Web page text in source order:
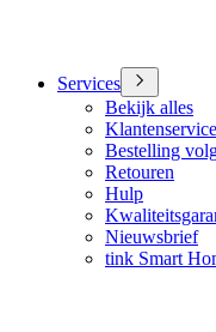
Services
Bekijk alles
Bestelling
Retouren
Hulp
Nieuwsbrief
tink Smart